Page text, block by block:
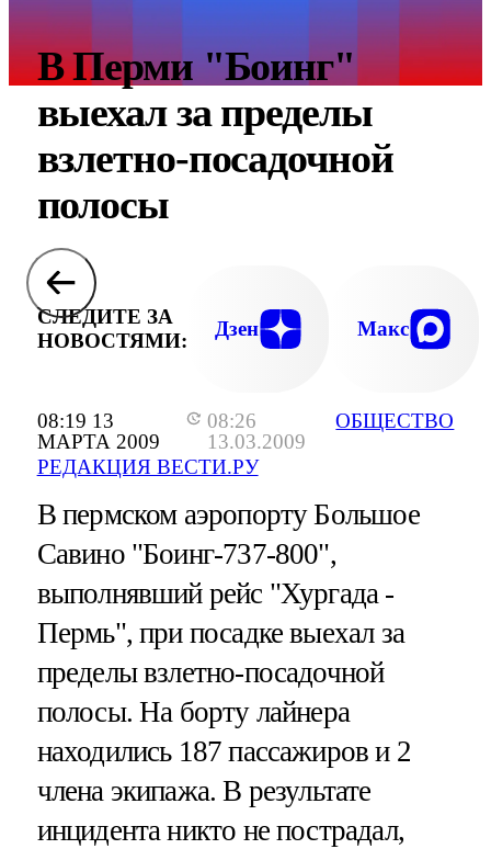
08:19 13
МАРТА 2009
08:26
13.03.2009
РЕДАКЦИЯ ВЕСТИ.РУ
ОБЩЕСТВО
В Перми "Боинг"
выехал за пределы
взлетно-посадочной
полосы
СЛЕДИТЕ ЗА
НОВОСТЯМИ:
Дзен Макс
В пермском аэропорту Большое
Савино "Боинг-737-800",
выполнявший рейс "Хургада -
Пермь", при посадке выехал за
пределы взлетно-посадочной
полосы. На борту лайнера
находились 187 пассажиров и 2
члена экипажа. В результате
инцидента никто не пострадал,